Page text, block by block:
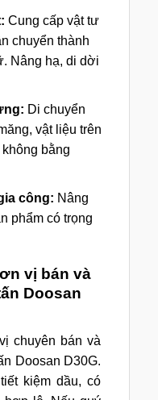
Cung cấp vật tư
chuyển thành
Nâng hạ, di dời
Di chuyển
vật liệu trên
bằng
công: Nâng
phẩm có trọng
vị bán và
Doosan
chuyên bán và
Doosan D30G.
kiệm dầu, có